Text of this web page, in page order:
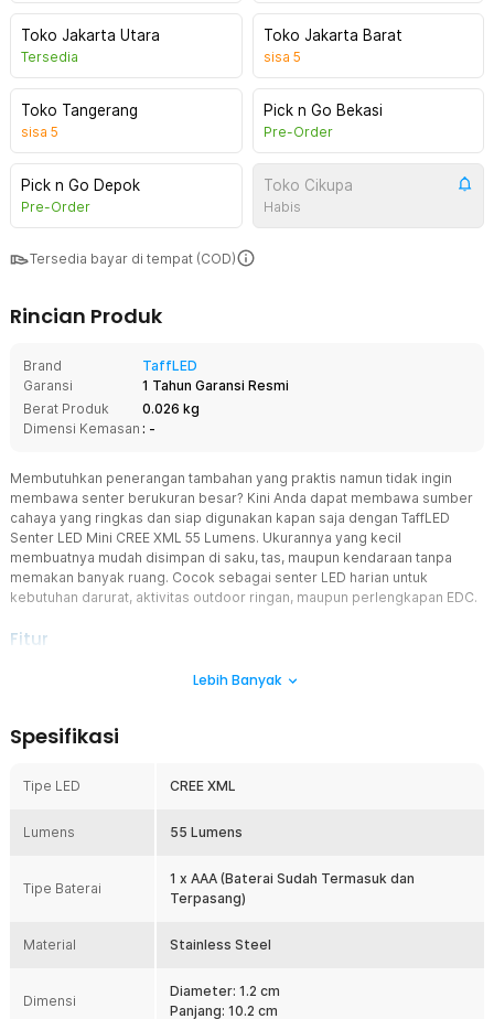
Toko Jakarta Utara
Tersedia
Toko Jakarta Barat
sisa 5
Toko Tangerang
sisa 5
Pick n Go Bekasi
Pre-Order
Pick n Go Depok
Pre-Order
Toko Cikupa
Habis
Tersedia bayar di tempat (COD)
Rincian Produk
Brand
TaffLED
Garansi
1 Tahun Garansi Resmi
Berat Produk
0.026 kg
Dimensi Kemasan : -
Membutuhkan penerangan tambahan yang praktis namun tidak ingin
membawa senter berukuran besar? Kini Anda dapat membawa sumber
cahaya yang ringkas dan siap digunakan kapan saja dengan TaffLED
Senter LED Mini CREE XML 55 Lumens. Ukurannya yang kecil
membuatnya mudah disimpan di saku, tas, maupun kendaraan tanpa
memakan banyak ruang. Cocok sebagai senter LED harian untuk
kebutuhan darurat, aktivitas outdoor ringan, maupun perlengkapan EDC.
Fitur
LED CREE XML dengan Cahaya Terang
modern memberikan efisiensi daya yang baik dengan pencahayaan
di area gelap, pencarian barang, maupun kebutuhan penerangan
darurat.
Ukuran Mini yang Mudah Dibawa
praktis untuk penggunaan sehari-hari. Ukuran yang ringkas
membuatnya mudah disimpan di saku celana, tas kerja, pouch EDC,
maupun dashboard kendaraan. Desain portabel ini memungkinkan
Sumber daya menggunakan 1 baterai AAA yang umum ditemukan di
berbagai toko dan minimarket. Baterai sudah termasuk dan
Lebih Banyak
Spesifikasi
Tipe LED CREE XML
Lumens 55 Lumens
Tipe Baterai
1 x AAA (Baterai Sudah Termasuk dan
Terpasang)
Material Stainless Steel
Dimensi
Diameter: 1.2 cm
Panjang: 10.2 cm